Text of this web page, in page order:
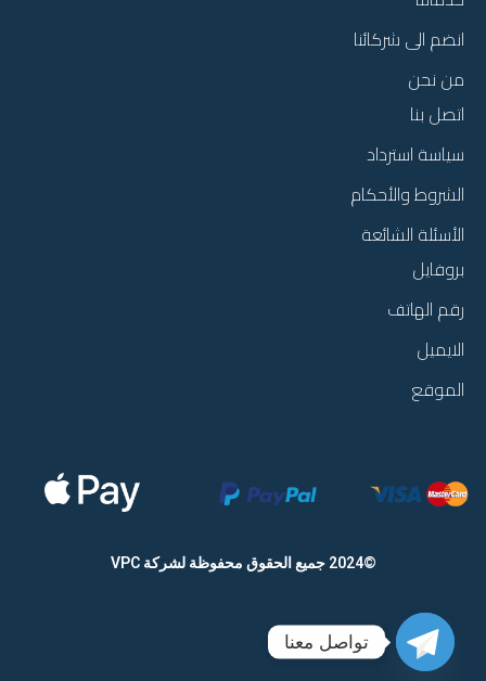
انضم الى شركائنا
من نحن
اتصل بنا
سياسة استرداد
الشروط والأحكام
الأسئلة الشائعة
بروفايل
رقم الهاتف
الايميل
الموقع
©2024 جميع الحقوق محفوظة لشركة VPC
تواصل معنا